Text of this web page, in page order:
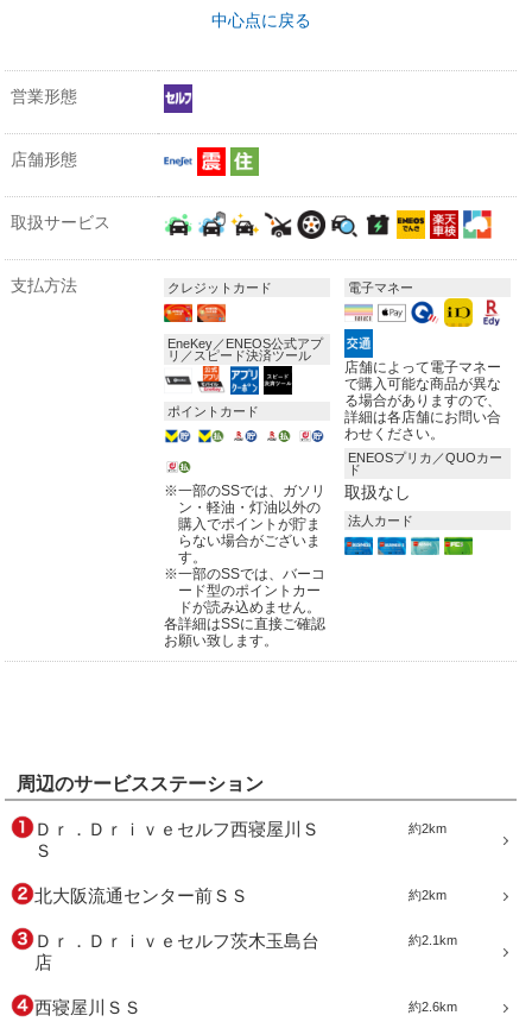
中心点に戻る
営業形態
店舗形態
取扱サービス
支払方法 クレジットカード
EneKey／ENEOS公式アプ
リ／スピード決済ツール
ポイントカード
※一部のSSでは、ガソリ
ン・軽油・灯油以外の
購入でポイントが貯ま
らない場合がございま
す。
※一部のSSでは、バーコ
ード型のポイントカー
ドが読み込めません。
各詳細はSSに直接ご確認
お願い致します。
電子マネー
店舗によって電子マネー
で購入可能な商品が異な
る場合がありますので、
詳細は各店舗にお問い合
わせください。
ENEOSプリカ／QUOカー
ド
取扱なし
法人カード
周辺のサービスステーション
約2km
Ｄｒ．Ｄｒｉｖｅセルフ西寝屋川Ｓ
Ｓ
約2km
北大阪流通センター前ＳＳ
約2.1km
Ｄｒ．Ｄｒｉｖｅセルフ茨木玉島台
店
約2.6km
西寝屋川ＳＳ